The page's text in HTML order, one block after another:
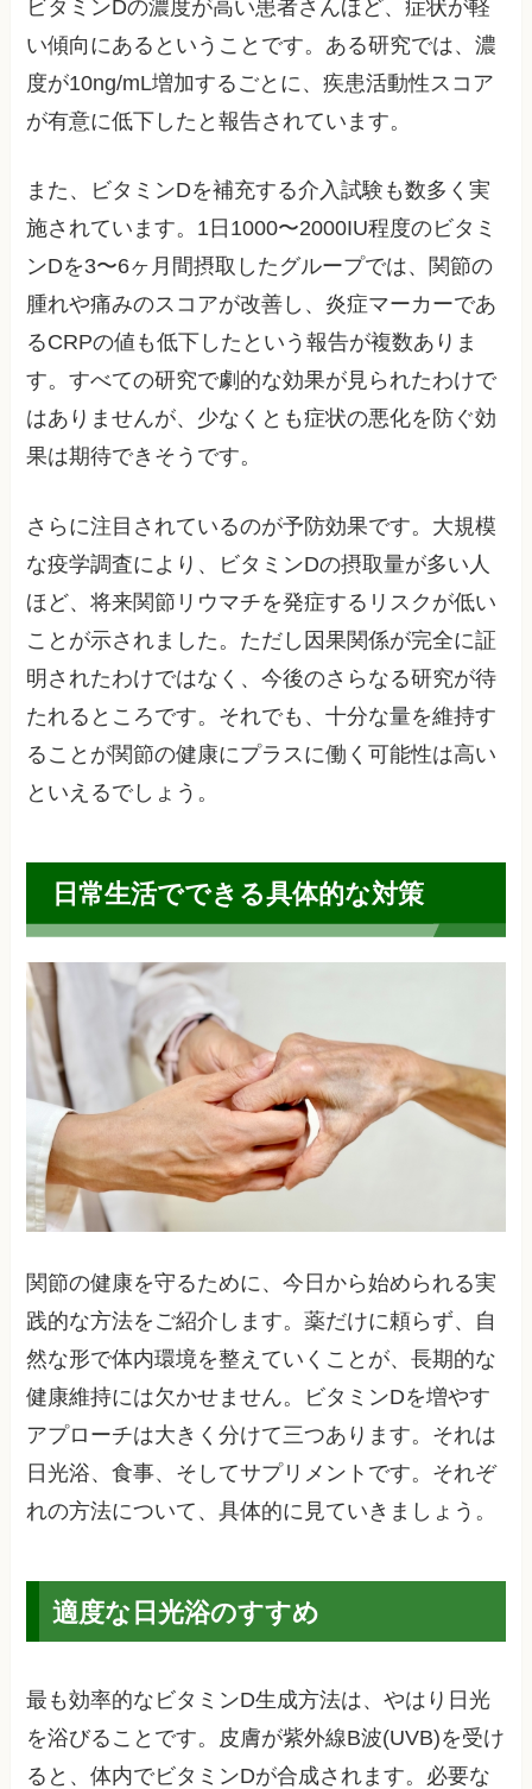
ビタミンDの濃度が高い患者さんほど、症状が軽
い傾向にあるということです。ある研究では、濃
度が10ng/mL増加するごとに、疾患活動性スコア
が有意に低下したと報告されています。
また、ビタミンDを補充する介入試験も数多く実
施されています。1日1000〜2000IU程度のビタミ
ンDを3〜6ヶ月間摂取したグループでは、関節の
腫れや痛みのスコアが改善し、炎症マーカーであ
るCRPの値も低下したという報告が複数ありま
す。すべての研究で劇的な効果が見られたわけで
はありませんが、少なくとも症状の悪化を防ぐ効
果は期待できそうです。
さらに注目されているのが予防効果です。大規模
な疫学調査により、ビタミンDの摂取量が多い人
ほど、将来関節リウマチを発症するリスクが低い
ことが示されました。ただし因果関係が完全に証
明されたわけではなく、今後のさらなる研究が待
たれるところです。それでも、十分な量を維持す
ることが関節の健康にプラスに働く可能性は高い
といえるでしょう。
日常生活でできる具体的な対策
関節の健康を守るために、今日から始められる実
践的な方法をご紹介します。薬だけに頼らず、自
然な形で体内環境を整えていくことが、長期的な
健康維持には欠かせません。ビタミンDを増やす
アプローチは大きく分けて三つあります。それは
日光浴、食事、そしてサプリメントです。それぞ
れの方法について、具体的に見ていきましょう。
適度な日光浴のすすめ
最も効率的なビタミンD生成方法は、やはり日光
を浴びることです。皮膚が紫外線B波(UVB)を受け
ると、体内でビタミンDが合成されます。必要な